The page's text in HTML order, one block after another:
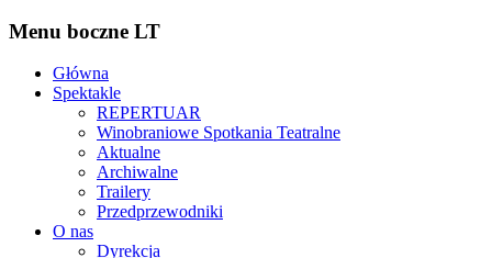
Menu boczne LT
Główna
Spektakle
REPERTUAR
Winobraniowe Spotkania Teatralne
Aktualne
Archiwalne
Trailery
Przedprzewodniki
O nas
Dyrekcja